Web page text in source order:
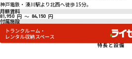
神戸電鉄・湊川駅より北西へ徒歩15分。
月額賃料
81,950 円 ～ 84,150 円
付属施設
トランクルーム・
レンタル収納スペース
特長と設備